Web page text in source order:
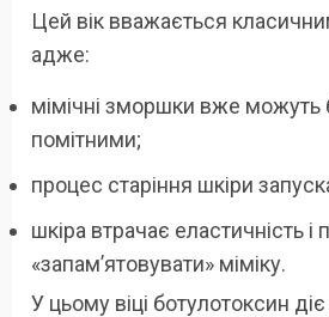
Цей вік вважається
адже:
мімічні зморшки вже можуть
помітними;
процес старіння шкіри
шкіра втрачає еластичність і
«запам’ятовувати» міміку.
У цьому віці ботулотоксин